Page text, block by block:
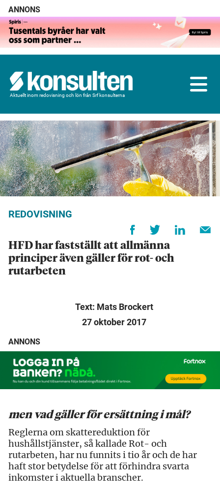
ANNONS
Aktuellt inom redovisning och lön från Srf konsulterna
REDOVISNING
HFD har fastställt att allmänna
principer även gäller för rot- och
rutarbeten
Text: Mats Brockert
27 oktober 2017
ANNONS
men vad gäller för ersättning i mål?
Reglerna om skattereduktion för
hushållstjänster, så kallade Rot- och
rutarbeten, har nu funnits i tio år och de har
haft stor betydelse för att förhindra svarta
inkomster i aktuella branscher.